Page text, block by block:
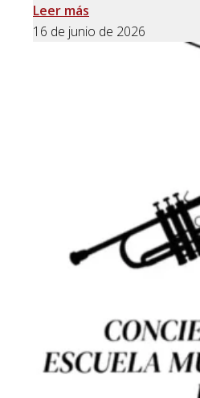
Leer más
16 de junio de 2026